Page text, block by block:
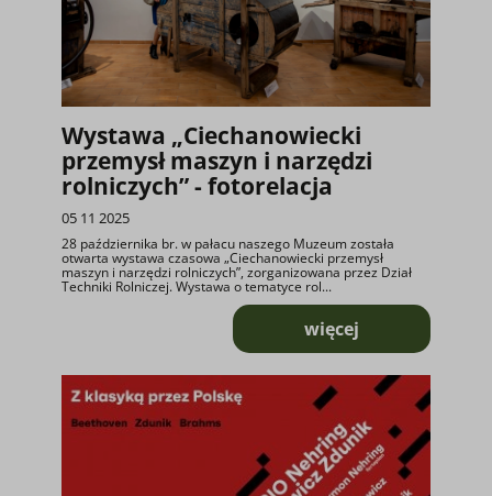
Wystawa „Ciechanowiecki
przemysł maszyn i narzędzi
rolniczych” - fotorelacja
05 11 2025
28 października br. w pałacu naszego Muzeum została
otwarta wystawa czasowa „Ciechanowiecki przemysł
maszyn i narzędzi rolniczych”, zorganizowana przez Dział
Techniki Rolniczej. Wystawa o tematyce rol...
więcejo Wystawa